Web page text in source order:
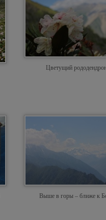
Цветущий
Выше в горы – ближе к